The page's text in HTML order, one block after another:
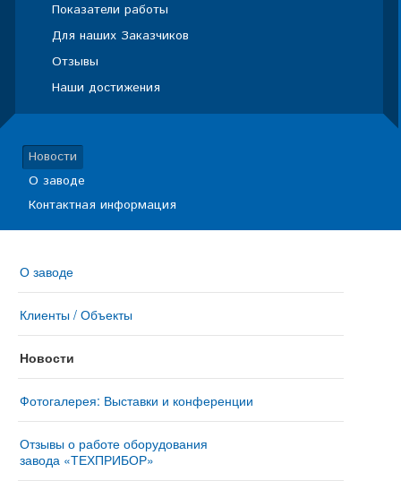
Показатели работы
Для наших Заказчиков
Отзывы
Наши достижения
Новости
О заводе
Контактная информация
О заводе
Клиенты / Объекты
Новости
Фотогалерея: Выставки и конференции
Отзывы о работе оборудования
завода «ТЕХПРИБОР»